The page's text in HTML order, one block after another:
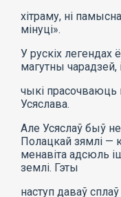
хітраму, ні
мінуці».
У рускіх легендах
магутны чарадзей,
чыкі прасочваюць
Усяслава.
Але Усяслаў быў
Полацкай зямлі —
менавіта адсюль
землі. Гэты
наступ даваў